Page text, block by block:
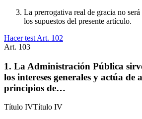
La prerrogativa real de gracia no
los supuestos del presente artículo.
Hacer test Art. 102
Art. 103
1. La Administración Pública
los intereses generales y actúa de
principios de…
Título IVTítulo IV